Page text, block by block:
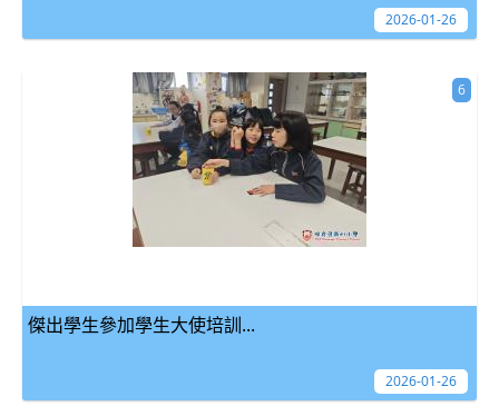
2026-01-26
傑出學生參加學生大使培訓...
6
2026-01-26